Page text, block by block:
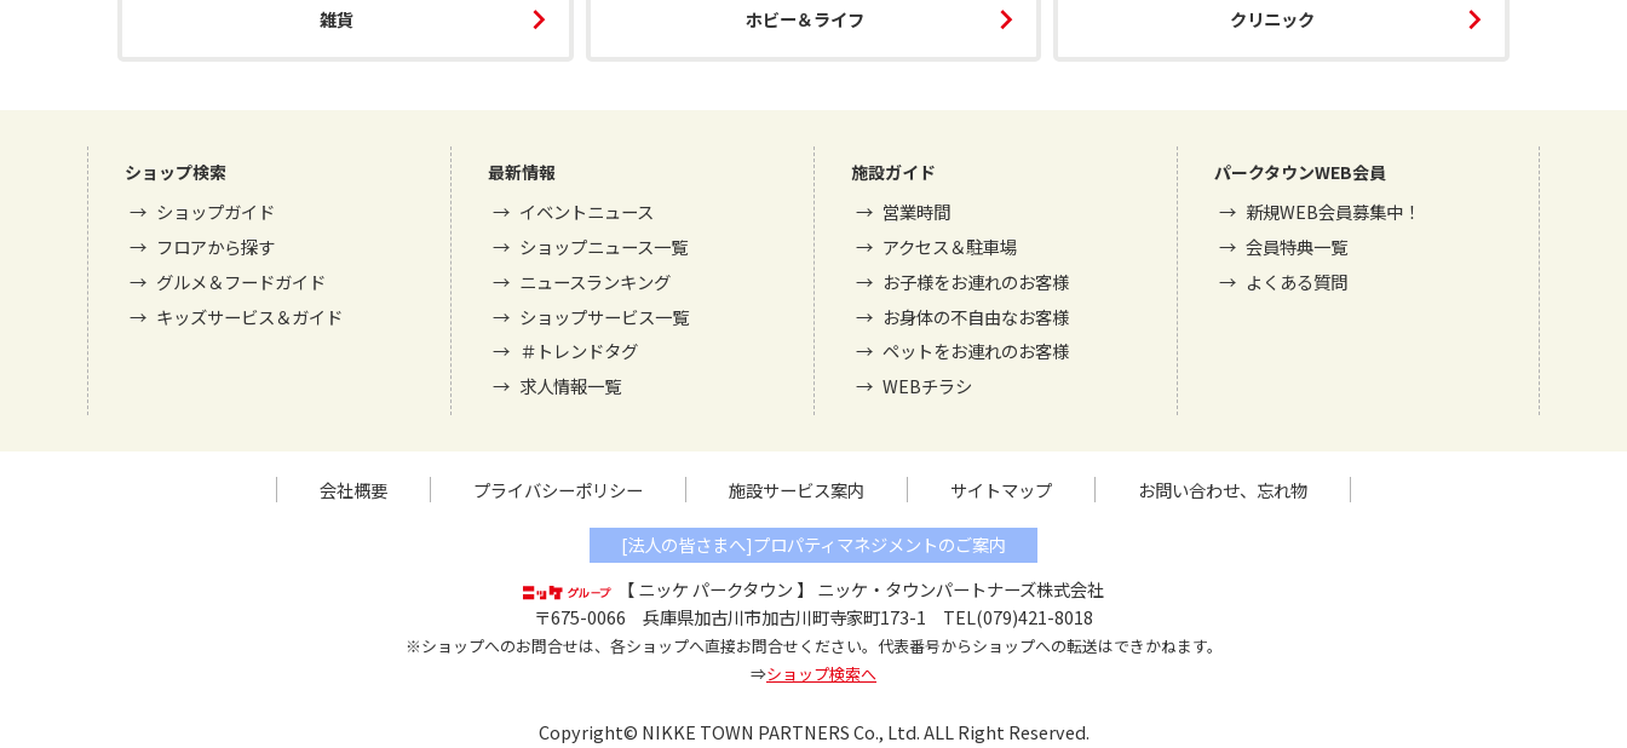
雑貨 ホビー＆ライフ クリニック
ショップ検索
ショップガイド
フロアから探す
グルメ＆フードガイド
キッズサービス＆ガイド
最新情報
イベントニュース
ショップニュース一覧
ニュースランキング
ショップサービス一覧
＃トレンドタグ
求人情報一覧
施設ガイド
営業時間
アクセス＆駐車場
お子様をお連れのお客様
お身体の不自由なお客様
ペットをお連れのお客様
WEBチラシ
パークタウンWEB会員
新規WEB会員募集中！
会員特典一覧
よくある質問
会社概要 プライバシーポリシー 施設サービス案内 サイトマップ お問い合わせ、忘れ物
[法人の皆さまへ]プロパティマネジメントのご案内
【 ニッケ パークタウン 】 ニッケ・タウンパートナーズ株式会社
〒675-0066 兵庫県加古川市加古川町寺家町173-1 TEL(079)421-8018
※ショップへのお問合せは、各ショップへ直接お問合せください。代表番号からショップへの転送はできかねます。
⇒ショップ検索へ
Copyright© NIKKE TOWN PARTNERS Co., Ltd. ALL Right Reserved.